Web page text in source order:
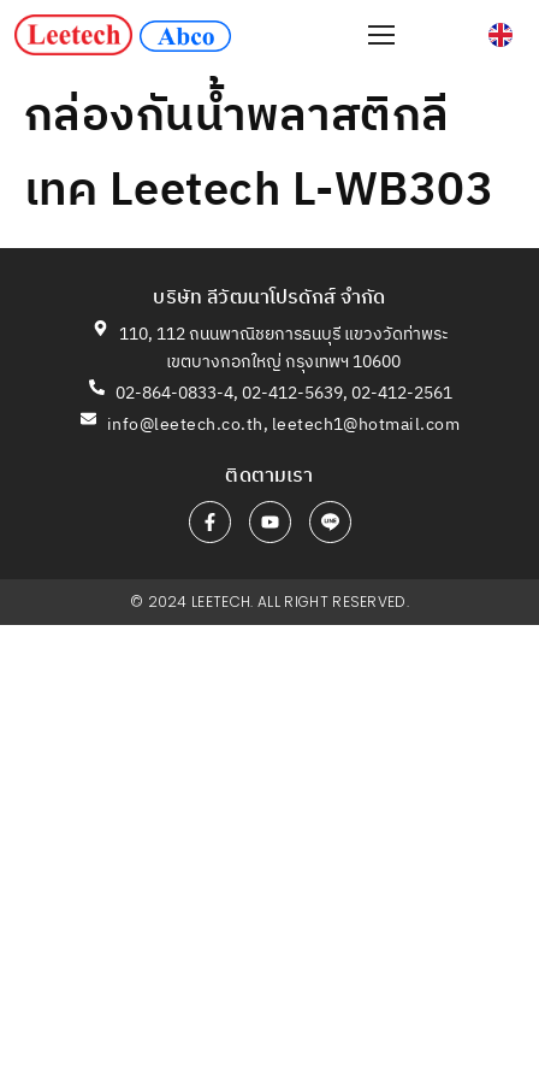
กล่องกันน้ำพลาสติกลี
เทค Leetech L-WB303
บริษัท ลีวัฒนาโปรดักส์ จำกัด
110, 112 ถนนพาณิชยการธนบุรี แขวงวัดท่าพระ
เขตบางกอกใหญ่ กรุงเทพฯ 10600
02-864-0833-4, 02-412-5639, 02-412-2561
info@leetech.co.th, leetech1@hotmail.com
ติดตามเรา
© 2024 LEETECH. ALL RIGHT RESERVED.